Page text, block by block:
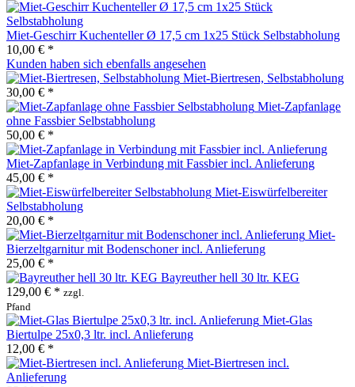
Miet-Geschirr Kuchenteller Ø 17,5 cm 1x25 Stück Selbstabholung
10,00 € *
Kunden haben sich ebenfalls angesehen
Miet-Biertresen, Selbstabholung
30,00 € *
Miet-Zapfanlage
ohne Fassbier Selbstabholung
50,00 € *
Miet-Zapfanlage in Verbindung mit Fassbier incl. Anlieferung
45,00 € *
Miet-Eiswürfelbereiter
Selbstabholung
20,00 € *
Miet-
Bierzeltgarnitur mit Bodenschoner incl. Anlieferung
25,00 € *
Bayreuther hell 30 ltr. KEG
129,00 € * zzgl.
Pfand
Miet-Glas
Biertulpe 25x0,3 ltr. incl. Anlieferung
12,00 € *
Miet-Biertresen incl.
Anlieferung